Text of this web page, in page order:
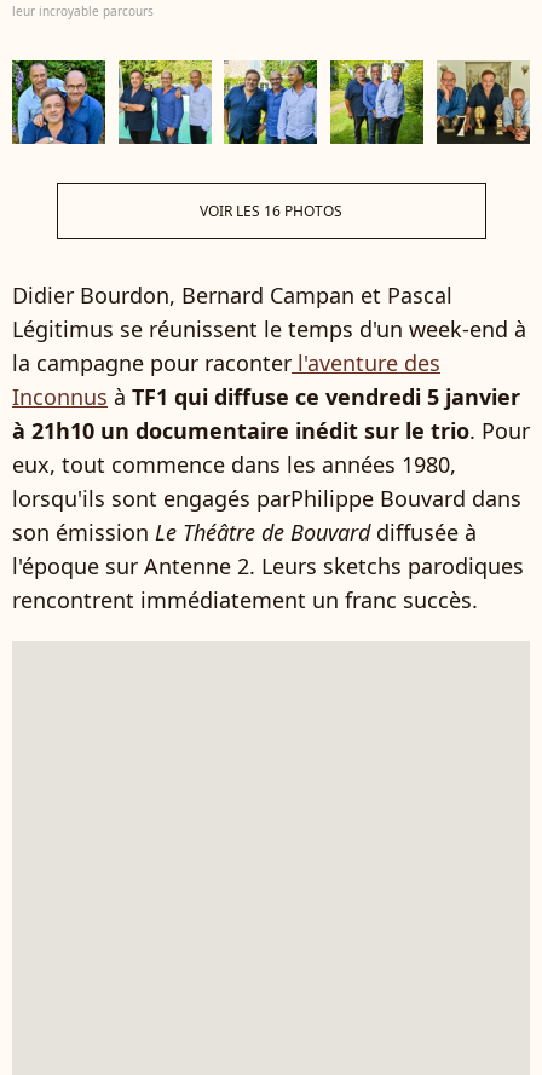
leur incroyable parcours
VOIR LES 16 PHOTOS
Didier Bourdon, Bernard Campan et Pascal
Légitimus se réunissent le temps d'un week-end à
la campagne pour raconter l'aventure des
Inconnus à TF1 qui diffuse ce vendredi 5 janvier
à 21h10 un documentaire inédit sur le trio. Pour
eux, tout commence dans les années 1980,
lorsqu'ils sont engagés parPhilippe Bouvard dans
son émission Le Théâtre de Bouvarddiffusée à
l'époque sur Antenne 2. Leurs sketchs parodiques
rencontrent immédiatement un franc succès.